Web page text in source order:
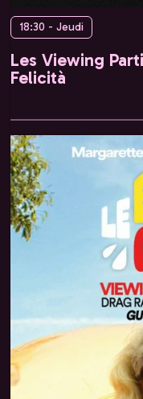
18:30 - Jeudi
Les Viewing
Felicità